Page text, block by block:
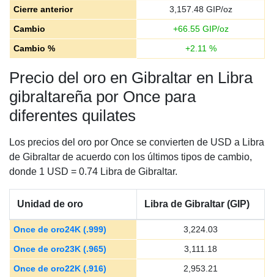
Cierre anterior
3,157.48 GIP/oz
Cambio
+66.55GIP/oz
Cambio %
+2.11 %
Precio del oro en Gibraltar en Libra
gibraltareña por Once para
diferentes quilates
Los precios del oro por Once se convierten de USD a Libra
de Gibraltar de acuerdo con los últimos tipos de cambio,
donde 1 USD = 0.74 Libra de Gibraltar.
Unidad de oro Libra de Gibraltar (GIP)
Once de oro24K (.999)
3,224.03
Once de oro23K (.965)
3,111.18
Once de oro22K (.916)
2,953.21